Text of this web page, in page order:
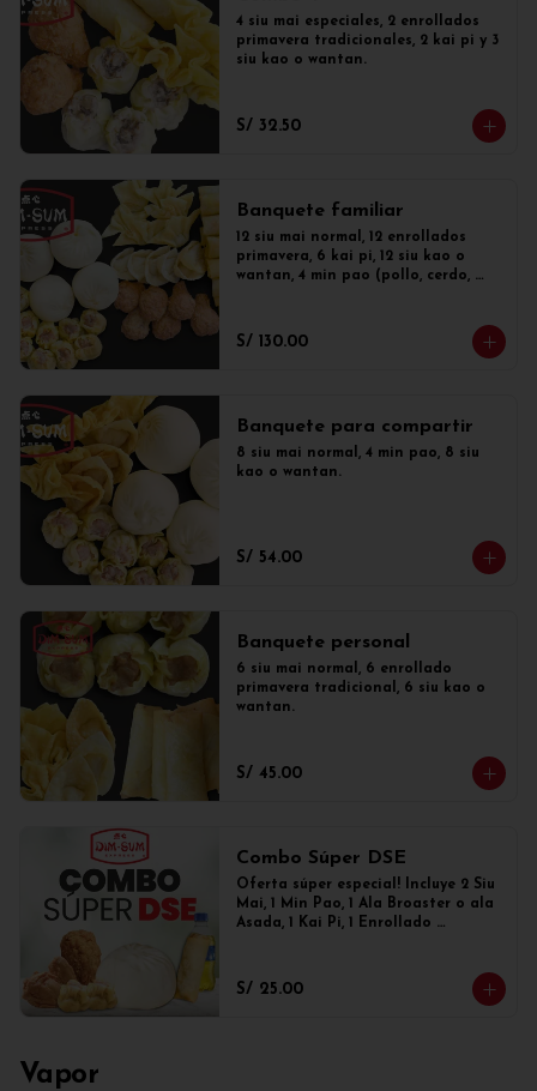
4 siu mai especiales, 2 enrollados
primavera tradicionales, 2 kai pi y 3
siu kao o wantan.
S/ 32.50
Banquete familiar
12 siu mai normal, 12 enrollados
primavera, 6 kai pi, 12 siu kao o
wantan, 4 min pao (pollo, cerdo,
S/ 130.00
Banquete para compartir
8 siu mai normal, 4 min pao, 8 siu
kao o wantan.
S/ 54.00
Banquete personal
6 siu mai normal, 6 enrollado
primavera tradicional, 6 siu kao o
wantan.
S/ 45.00
Combo Súper DSE
Oferta súper especial! Incluye 2 Siu
Mai, 1 Min Pao, 1 Ala Broaster o ala
Asada, 1 Kai Pi, 1 Enrollado
S/ 25.00
Vapor